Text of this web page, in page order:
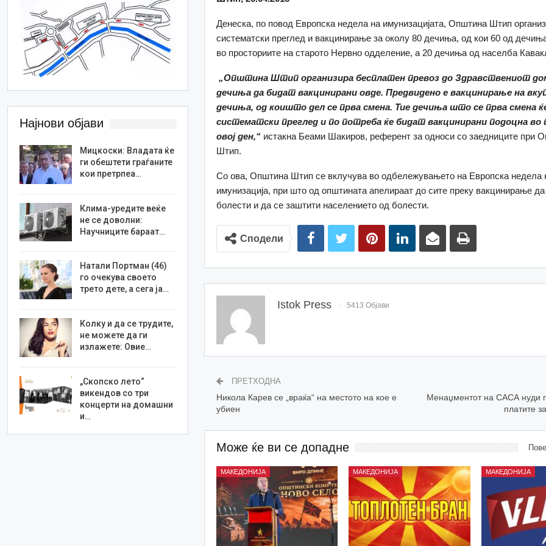
Денеска, по повод Европска недела на имунизацијата, Општина Штип
систематски преглед и вакцинирање за околу 80 дечиња, од кои 60 од
во просториите на старото Нервно одделение, а 20 дечиња од населба
„Општина Штип организира бесплатен превоз до Здравствениот
дечиња да бидат вакцинирани овде. Предвидено е вакцинирање на
дечиња, од коишто дел се прва смена. Тие дечиња што се прва смена
систематски преглед и по потреба ќе бидат вакцинирани подоцна
овој ден,“ истакна Беами Шакиров, референт за односи со заедниците при
Штип.
Со ова, Општина Штип се вклучува во одбележувањето на Европска недела
имунизација, при што од општината апелираат до сите преку вакцинирање
болести и да се заштити населението од болести.
Сподели
Istok Press 5413 Објави
ПРЕТХОДНА
Никола Карев се „враќа“ на местото на кое е
убиен
Менаџментот на САСА нуди
платите
Може ќе ви се допадне
МАКЕДОНИЈА МАКЕДОНИЈА МАКЕДОНИЈА
Најнови објави
Мицкоски: Владата ќе
ги обештети граѓаните
кои претрпеа…
Клима-уредите веќе
не се доволни:
Научниците бараат…
Натали Портман (46)
го очекува своето
трето дете, а сега ја…
Колку и да се трудите,
не можете да ги
излажете: Овие…
„Скопско лето“
викендов со три
концерти на домашни
и…